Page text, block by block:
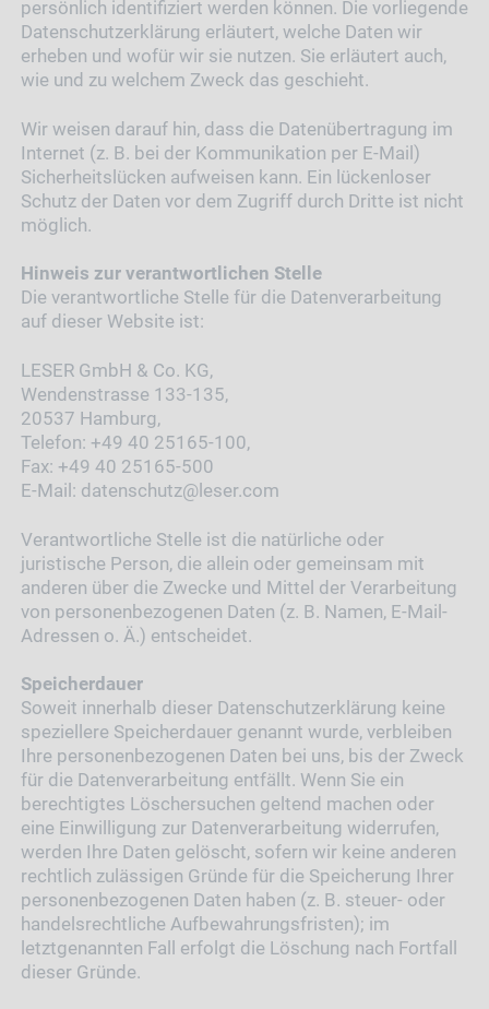
persönlich identifiziert werden können. Die vorliegende
Datenschutzerklärung erläutert, welche Daten wir
erheben und wofür wir sie nutzen. Sie erläutert auch,
wie und zu welchem Zweck das geschieht.
Wir weisen darauf hin, dass die Datenübertragung im
Internet (z. B. bei der Kommunikation per E-Mail)
Sicherheitslücken aufweisen kann. Ein lückenloser
Schutz der Daten vor dem Zugriff durch Dritte ist nicht
möglich.
Hinweis zur verantwortlichen Stelle
Die verantwortliche Stelle für die Datenverarbeitung
auf dieser Website ist:
LESER GmbH & Co. KG,
Wendenstrasse 133-135,
20537 Hamburg,
Telefon: +49 40 25165-100,
Fax: +49 40 25165-500
E-Mail: datenschutz@leser.com
Verantwortliche Stelle ist die natürliche oder
juristische Person, die allein oder gemeinsam mit
anderen über die Zwecke und Mittel der Verarbeitung
von personenbezogenen Daten (z. B. Namen, E-Mail-
Adressen o. Ä.) entscheidet.
Speicherdauer
Soweit innerhalb dieser Datenschutzerklärung keine
speziellere Speicherdauer genannt wurde, verbleiben
Ihre personenbezogenen Daten bei uns, bis der Zweck
für die Datenverarbeitung entfällt. Wenn Sie ein
berechtigtes Löschersuchen geltend machen oder
eine Einwilligung zur Datenverarbeitung widerrufen,
werden Ihre Daten gelöscht, sofern wir keine anderen
rechtlich zulässigen Gründe für die Speicherung Ihrer
personenbezogenen Daten haben (z. B. steuer- oder
handelsrechtliche Aufbewahrungsfristen); im
letztgenannten Fall erfolgt die Löschung nach Fortfall
dieser Gründe.